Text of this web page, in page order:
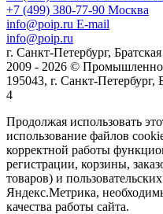
+7 (499) 380-77-90 Москва
info@poip.ru E-mail
info@poip.ru
г. Санкт-Петербург,
2009 - 2026 ©
195043, г. Санкт-
4
Продолжая использовать
использование файлов
корректной работы
регистрации, корзины,
товаров) и
Яндекс.Метрика,
качества работы сайта.